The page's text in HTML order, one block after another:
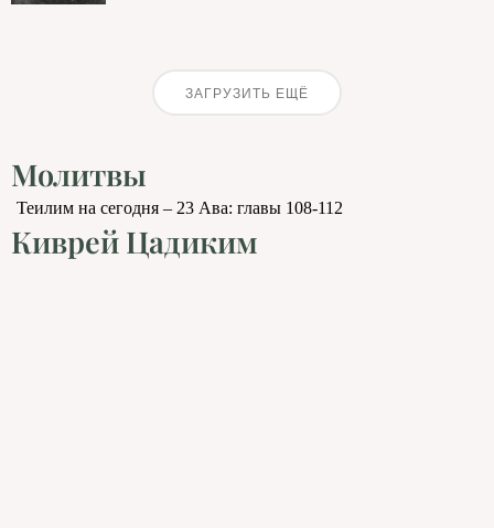
ЗАГРУЗИТЬ ЕЩЁ
Молитвы
Теилим на сегодня – 23 Ава: главы 108-112
Киврей Цадиким